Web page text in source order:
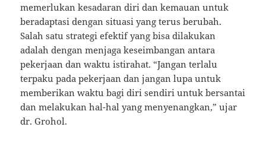
memerlukan kesadaran diri dan kemauan untuk
beradaptasi dengan situasi yang terus berubah.
Salah satu strategi efektif yang bisa dilakukan
adalah dengan menjaga keseimbangan antara
pekerjaan dan waktu istirahat. “Jangan terlalu
terpaku pada pekerjaan dan jangan lupa untuk
memberikan waktu bagi diri sendiri untuk bersantai
dan melakukan hal-hal yang menyenangkan,” ujar
dr. Grohol.